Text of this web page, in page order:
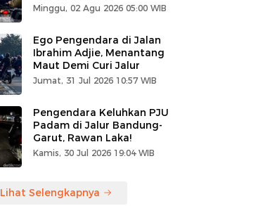
Minggu, 02 Agu 2026 05:00 WIB
Ego Pengendara di Jalan
Ibrahim Adjie, Menantang
Maut Demi Curi Jalur
Jumat, 31 Jul 2026 10:57 WIB
Pengendara Keluhkan PJU
Padam di Jalur Bandung-
Garut, Rawan Laka!
Kamis, 30 Jul 2026 19:04 WIB
Lihat Selengkapnya